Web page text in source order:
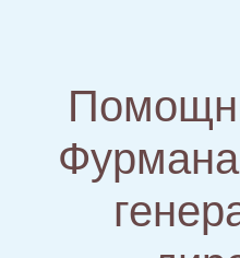
Фурмана